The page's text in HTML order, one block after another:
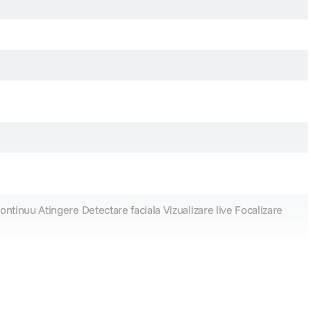
atunci cand fotografiati in conditii de iluminare slaba.
posibilitatea de a utiliza un microfon extern si o iesire HDMI ceea ce
Atingere Detectare faciala Vizualizare live Focalizare